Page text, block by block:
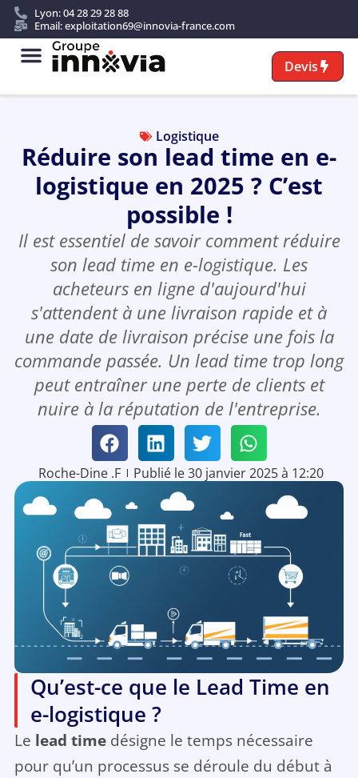
Lyon: 04 28 29 28 88
Email: exploitation69@innovia-france.com
Devis
Logistique
Réduire son lead time en e-
logistique en 2025 ? C’est
possible !
Il est essentiel de savoir comment réduire
son lead time en e-logistique. Les
acheteurs en ligne d'aujourd'hui
s'attendent à une livraison rapide et à
une date de livraison précise une fois la
commande passée. Un lead time trop long
peut entraîner une perte de clients et
nuire à la réputation de l'entreprise.
Roche-Dine .F Publié le30 janvier 2025 à 12:20
Qu’est-ce que le Lead Time en
e-logistique ?
Le lead timedésigne le temps nécessaire
pour qu’un processus se déroule du début à